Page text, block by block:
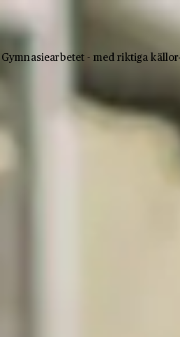
Gymnasiearbetet - med riktiga källor